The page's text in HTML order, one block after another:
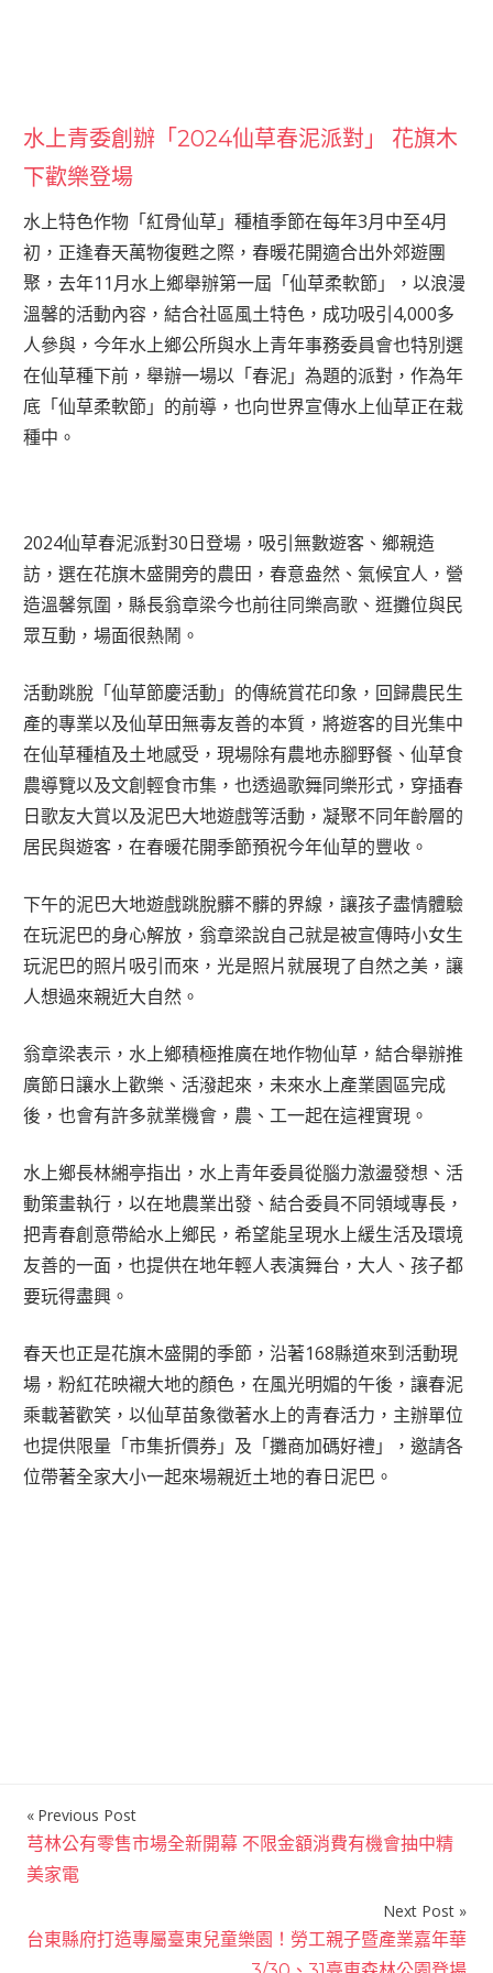
水上青委創辦「2024仙草春泥派對」 花旗木
下歡樂登場
水上特色作物「紅骨仙草」種植季節在每年3月中至4月
初，正逢春天萬物復甦之際，春暖花開適合出外郊遊團
聚，去年11月水上鄉舉辦第一屆「仙草柔軟節」，以浪漫
溫馨的活動內容，結合社區風土特色，成功吸引4,000多
人參與，今年水上鄉公所與水上青年事務委員會也特別選
在仙草種下前，舉辦一場以「春泥」為題的派對，作為年
底「仙草柔軟節」的前導，也向世界宣傳水上仙草正在栽
種中。
2024仙草春泥派對30日登場，吸引無數遊客、鄉親造
訪，選在花旗木盛開旁的農田，春意盎然、氣候宜人，營
造溫馨氛圍，縣長翁章梁今也前往同樂高歌、逛攤位與民
眾互動，場面很熱鬧。
活動跳脫「仙草節慶活動」的傳統賞花印象，回歸農民生
產的專業以及仙草田無毒友善的本質，將遊客的目光集中
在仙草種植及土地感受，現場除有農地赤腳野餐、仙草食
農導覽以及文創輕食市集，也透過歌舞同樂形式，穿插春
日歌友大賞以及泥巴大地遊戲等活動，凝聚不同年齡層的
居民與遊客，在春暖花開季節預祝今年仙草的豐收。
下午的泥巴大地遊戲跳脫髒不髒的界線，讓孩子盡情體驗
在玩泥巴的身心解放，翁章梁說自己就是被宣傳時小女生
玩泥巴的照片吸引而來，光是照片就展現了自然之美，讓
人想過來親近大自然。
翁章梁表示，水上鄉積極推廣在地作物仙草，結合舉辦推
廣節日讓水上歡樂、活潑起來，未來水上產業園區完成
後，也會有許多就業機會，農、工一起在這裡實現。
水上鄉長林緗亭指出，水上青年委員從腦力激盪發想、活
動策畫執行，以在地農業出發、結合委員不同領域專長，
把青春創意帶給水上鄉民，希望能呈現水上緩生活及環境
友善的一面，也提供在地年輕人表演舞台，大人、孩子都
要玩得盡興。
春天也正是花旗木盛開的季節，沿著168縣道來到活動現
場，粉紅花映襯大地的顏色，在風光明媚的午後，讓春泥
乘載著歡笑，以仙草苗象徵著水上的青春活力，主辦單位
也提供限量「市集折價券」及「攤商加碼好禮」，邀請各
位帶著全家大小一起來場親近土地的春日泥巴。
文
章
覽
Previous Post
芎林公有零售市場全新開幕 不限金額消費有機會抽中精
美家電
Next Post
台東縣府打造專屬臺東兒童樂園！勞工親子暨產業嘉年華